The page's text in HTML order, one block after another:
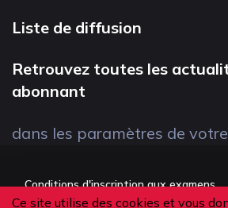
Ce site utilise des cookies et vous
Liste de diffusion
Retrouvez toutes les
abonnant
dans les paramètres de
Conditions d'inscription aux examens